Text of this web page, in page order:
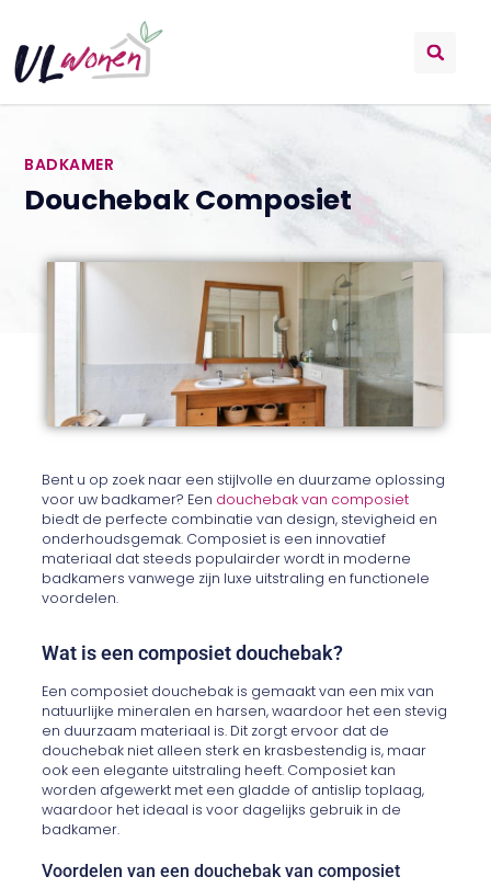
BADKAMER
Douchebak Composiet
Bent u op zoek naar een stijlvolle en duurzame oplossing
voor uw badkamer? Een douchebak van composiet
biedt de perfecte combinatie van design, stevigheid en
onderhoudsgemak. Composiet is een innovatief
materiaal dat steeds populairder wordt in moderne
badkamers vanwege zijn luxe uitstraling en functionele
voordelen.
Wat is een composiet douchebak?
Een composiet douchebak is gemaakt van een mix van
natuurlijke mineralen en harsen, waardoor het een stevig
en duurzaam materiaal is. Dit zorgt ervoor dat de
douchebak niet alleen sterk en krasbestendig is, maar
ook een elegante uitstraling heeft. Composiet kan
worden afgewerkt met een gladde of antislip toplaag,
waardoor het ideaal is voor dagelijks gebruik in de
badkamer.
Voordelen van een douchebak van composiet